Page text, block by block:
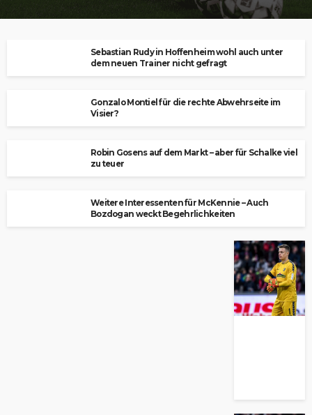
Sebastian Rudy in Hoffenheim wohl auch unter
dem neuen Trainer nicht gefragt
Gonzalo Montiel für die rechte Abwehrseite im
Visier?
Robin Gosens auf dem Markt – aber für Schalke viel
zu teuer
Weitere Interessenten für McKennie – Auch
Bozdogan weckt Begehrlichkeiten